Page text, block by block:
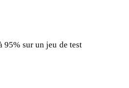
95% sur un jeu de test